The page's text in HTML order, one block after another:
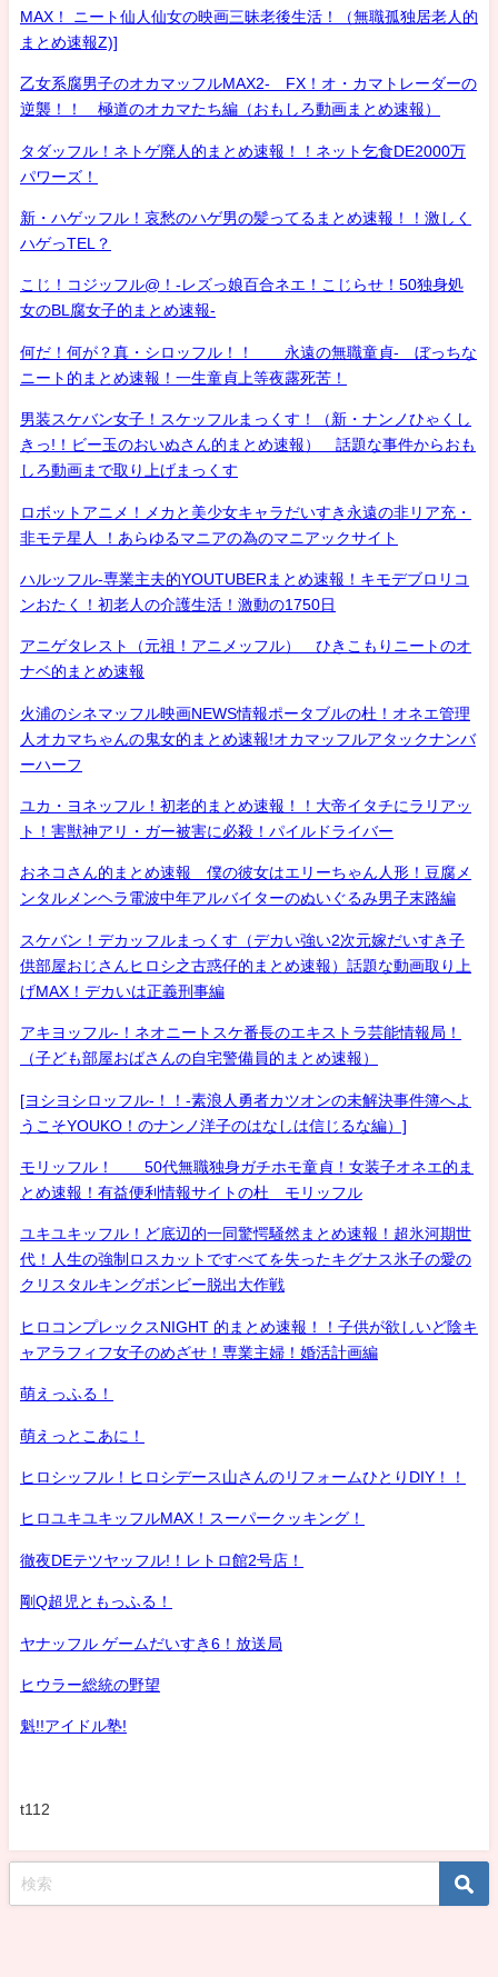
MAX！ ニート仙人仙女の映画三昧老後生活！（無職孤独居老人的
まとめ速報Z)]
乙女系腐男子のオカマッフルMAX2- FX！オ・カマトレーダーの
逆襲！！ 極道のオカマたち編（おもしろ動画まとめ速報）
タダッフル！ネトゲ廃人的まとめ速報！！ネット乞食DE2000万
パワーズ！
新・ハゲッフル！哀愁のハゲ男の髪ってるまとめ速報！！激しく
ハゲっTEL？
こじ！コジッフル@！-レズっ娘百合ネエ！こじらせ！50独身処
女のBL腐女子的まとめ速報-
何だ！何が？真・シロッフル！！ 永遠の無職童貞- ぼっちな
ニート的まとめ速報！一生童貞上等夜露死苦！
男装スケバン女子！スケッフルまっくす！（新・ナンノひゃくし
きっ!！ビー玉のおいぬさん的まとめ速報） 話題な事件からおも
しろ動画まで取り上げまっくす
ロボットアニメ！メカと美少女キャラだいすき永遠の非リア充・
非モテ星人 ！あらゆるマニアの為のマニアックサイト
ハルッフル-専業主夫的YOUTUBERまとめ速報！キモデブロリコ
ンおたく！初老人の介護生活！激動の1750日
アニゲタレスト（元祖！アニメッフル） ひきこもりニートのオ
ナベ的まとめ速報
火浦のシネマッフル映画NEWS情報ポータブルの杜！オネエ管理
人オカマちゃんの鬼女的まとめ速報!オカマッフルアタックナンバ
ーハーフ
ユカ・ヨネッフル！初老的まとめ速報！！大帝イタチにラリアッ
ト！害獣神アリ・ガー被害に必殺！パイルドライバー
おネコさん的まとめ速報 僕の彼女はエリーちゃん人形！豆腐メ
ンタルメンヘラ電波中年アルバイターのぬいぐるみ男子末路編
スケバン！デカッフルまっくす（デカい強い2次元嫁だいすき子
供部屋おじさんヒロシ之古惑仔的まとめ速報）話題な動画取り上
げMAX！デカいは正義刑事編
アキヨッフル-！ネオニートスケ番長のエキストラ芸能情報局！
（子ども部屋おばさんの自宅警備員的まとめ速報）
[ヨシヨシロッフル-！！-素浪人勇者カツオンの未解決事件簿へよ
うこそYOUKO！のナンノ洋子のはなしは信じるな編）]
モリッフル！ 50代無職独身ガチホモ童貞！女装子オネエ的ま
とめ速報！有益便利情報サイトの杜 モリッフル
ユキユキッフル！ど底辺的一同驚愕騒然まとめ速報！超氷河期世
代！人生の強制ロスカットですべてを失ったキグナス氷子の愛の
クリスタルキングボンビー脱出大作戦
ヒロコンプレックスNIGHT 的まとめ速報！！子供が欲しいど陰キ
ャアラフィフ女子のめざせ！専業主婦！婚活計画編
萌えっふる！
萌えっとこあに！
ヒロシッフル！ヒロシデース山さんのリフォームひとりDIY！！
ヒロユキユキッフルMAX！スーパークッキング！
徹夜DEテツヤッフル!！レトロ館2号店！
剛Q超児ともっふる！
ヤナッフル ゲームだいすき6！放送局
ヒウラー総統の野望
魁!!アイドル塾!
t112